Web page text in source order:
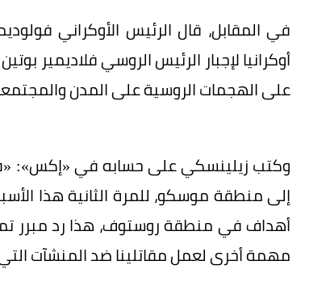
في المقابل، قال الرئيس الأوكراني
أوكرانيا لإجبار الرئيس الروسي فلاديمير
على الهجمات الروسية على المدن
وكتب زيلينسكي على حسابه في «إكس»:
إلى منطقة موسكو، للمرة الثانية هذا
أهداف في منطقة روستوف، هذا رد مبرر
مهمة أخرى لعمل مقاتلينا ضد المنشآت